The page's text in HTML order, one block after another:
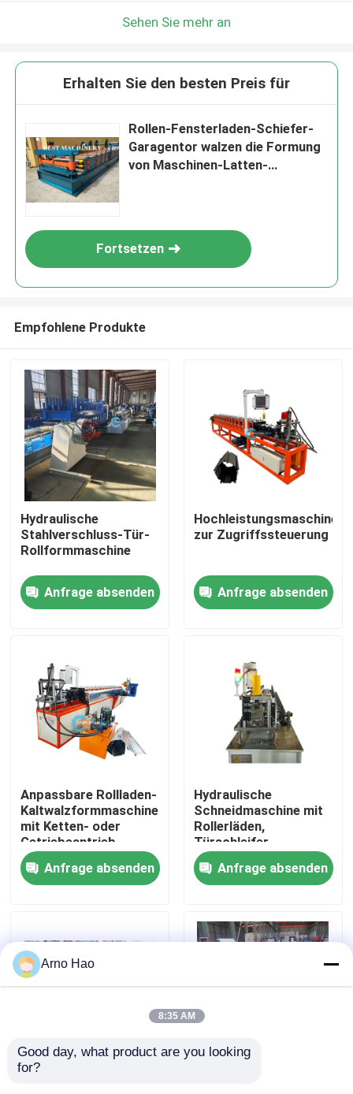
Produkte
Über uns
Fabrik-Ausflug
Qualitätskontrolle
Treten Sie mit uns in Verbindung
Fälle
Sehen Sie mehr an
Erhalten Sie den besten Preis für
Rollen-Fensterladen-Schiefer-
Garagentor walzen die Formung
von Maschinen-Latten-
Fortsetzen
Empfohlene Produkte
Hydraulische
Stahlverschluss-Tür-
Rollformmaschine
Anfrage absenden
Hochleistungsmaschine
zur Zugriffssteuerung
Anfrage absenden
Anpassbare Rollladen-
Kaltwalzformmaschine
mit Ketten- oder
Getriebeantrieb
Anfrage absenden
Hydraulische
Schneidmaschine mit
Rollerläden,
Türschleifer,
Stahlrollenformmaschine
PLC Anfrage absenden
Kundengebundene PU-
Arno Hao
8:35 AM
Good day, what product are you looking
for?